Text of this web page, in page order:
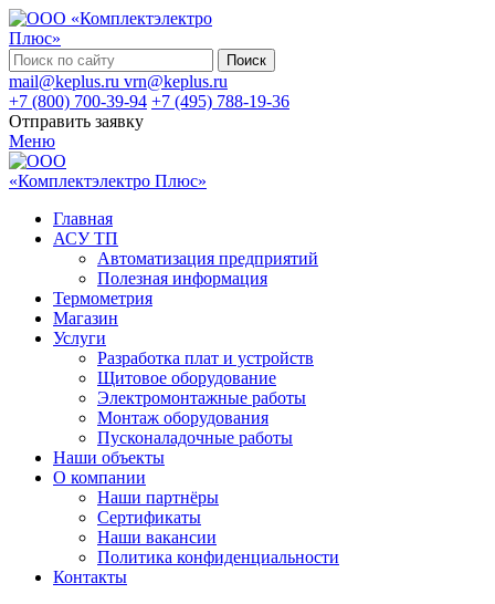
Поиск
mail@keplus.ru vrn@keplus.ru
+7 (800) 700-39-94 +7 (495) 788-19-36
Отправить заявку
Меню
Главная
АСУ ТП
Автоматизация предприятий
Полезная информация
Термометрия
Магазин
Услуги
Разработка плат и устройств
Щитовое оборудование
Электромонтажные работы
Монтаж оборудования
Пусконаладочные работы
Наши объекты
О компании
Наши партнёры
Сертификаты
Наши вакансии
Политика конфиденциальности
Контакты